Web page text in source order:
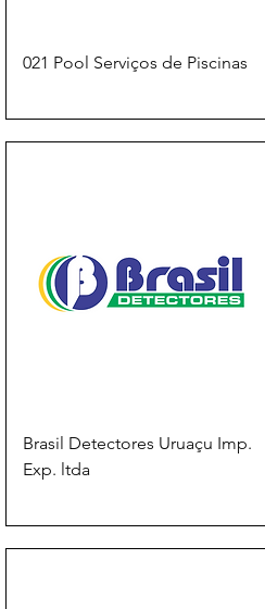
021 Pool Serviços de Piscinas
Brasil Detectores Uruaçu Imp.
Exp. ltda